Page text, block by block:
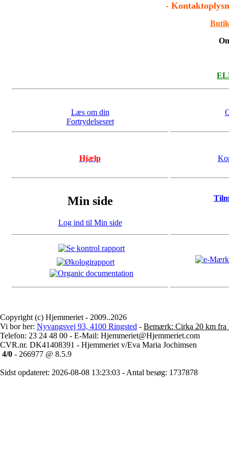
af citron, kan skade kefirknoldene. Vent eventuelt til
oftest være sød, men den vil ikke være så sød, som den
mængden af bobler: typen af sukker (jo mere uraffineret, des
anelse juice til kefiren, sætte låg på og stille glasset i en
kan nu være overtryk.
Under visse forhold kan der opstå en geleagtig/slimet
eddikemoder. Denne substans er ufarlig, men vil bevirke at
: Vandkefir vil fermentere ved hjælp af
-
Læs om din
Fortrydelsesret
Hjælp
Min side
Log ind til Min side
Copyright (c) Hjemmeriet - 2009..2026
Vi bor her: Nyvangsvej 93, 4100 Ringsted - Bemærk: Cirka 20 km fra
Telefon: 23 24 48 00 - E-Mail: Hjemmeriet@Hjemmeriet.com
CVR.nr. DK41408391 - Hjemmeriet v/Eva Maria Jochimsen
4/0 - 266977 @ 8.5.9
Sidst opdateret: 2026-08-08 13:23:03 - Antal besøg: 1737878